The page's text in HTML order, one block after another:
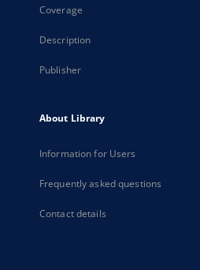
Coverage
Description
Publisher
About Library
Information for Users
Frequently asked questions
Contact details